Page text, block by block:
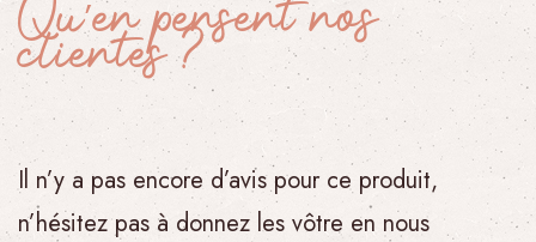
Qu’en pensent nos
clientes ?
Il n’y a pas encore d’avis pour ce produit,
n’hésitez pas à donnez les vôtre en nous